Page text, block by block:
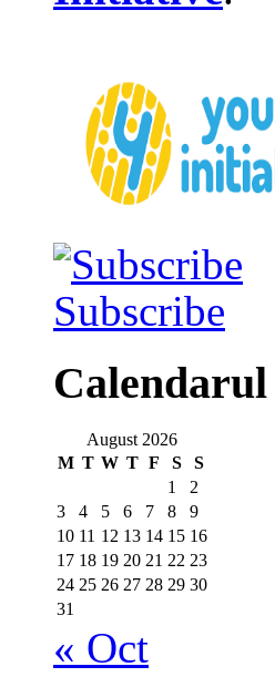
Subscribe
August 2026
M T W T F S
S
1
2
3
4 5 6 7 8
9
10 11 12 13 14 15 16
17 18 19 20 21 22 23
24 25 26 27 28 29 30
31
« Oct